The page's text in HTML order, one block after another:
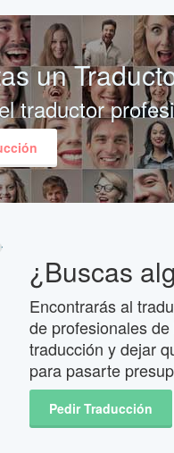
un
traductor
¿Buscas
Encontrarás al
de profesionales
traducción y dejar
para pasarte
Pedir Traducción